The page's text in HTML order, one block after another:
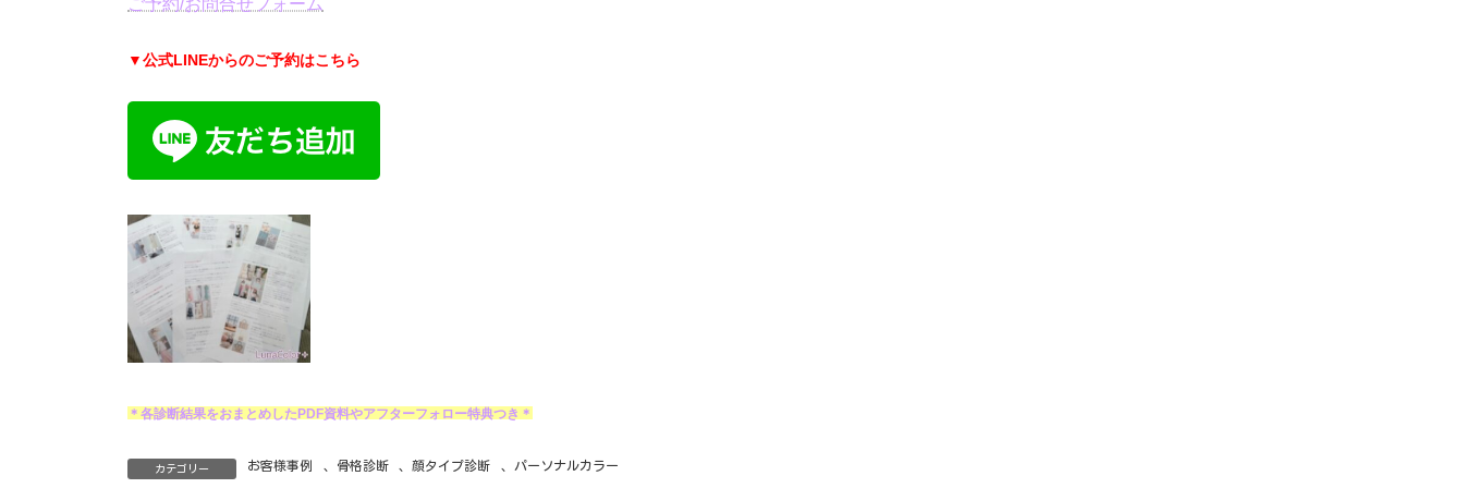
ご予約/お問合せフォーム
▼公式LINEからのご予約はこちら
＊各診断結果をおまとめしたPDF資料やアフターフォロー特典つき＊
カテゴリー お客様事例 骨格診断 、顔タイプ診断 パーソナルカラー